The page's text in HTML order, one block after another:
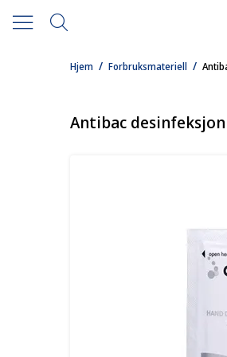
/
Hjem /
Forbruksmateriell
Antibac